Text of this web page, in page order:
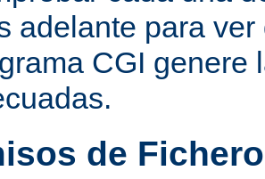
adelante para
CGI genere
de Fichero